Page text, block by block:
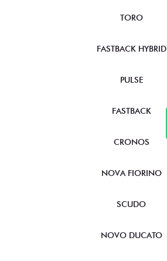
TORO
FASTBACK HYBRID
PULSE
FASTBACK
CRONOS
NOVA FIORINO
SCUDO
NOVO DUCATO